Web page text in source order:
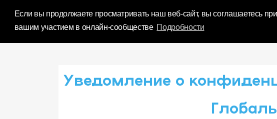
Если вы продолжаете просматривать наш веб-сайт, вы соглашаетесь
вашим участием в онлайн-сообществе Подробности
Influence Your
Уведомление о